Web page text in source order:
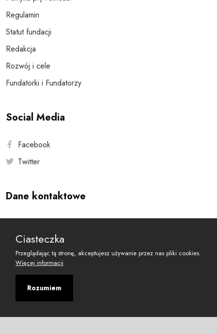
Regulamin
Statut fundacji
Redakcja
Rozwój i cele
Fundatorki i Fundatorzy
Social Media
Facebook
Twitter
Dane kontaktowe
reset@resetobywatelski.pl
Ciasteczka
Przeglądając tą stronę, akceptujesz używanie przez nas pliki cookies.
Więcej informacji
Rozumiem